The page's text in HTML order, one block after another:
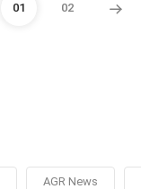
01 02
AGR News